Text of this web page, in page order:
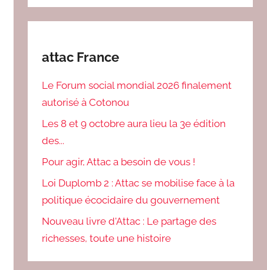
attac France
Le Forum social mondial 2026 finalement
autorisé à Cotonou
Les 8 et 9 octobre aura lieu la 3e édition
des...
Pour agir, Attac a besoin de vous !
Loi Duplomb 2 : Attac se mobilise face à la
politique écocidaire du gouvernement
Nouveau livre d'Attac : Le partage des
richesses, toute une histoire